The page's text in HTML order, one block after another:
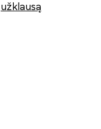
užklausą